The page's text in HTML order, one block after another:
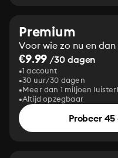
Premium
Voor wie zo nu en
€9.99 /30 dagen
1 account
30 uur/30 dagen
Meer dan 1 miljoen
Altijd opzegbaar
Probeer